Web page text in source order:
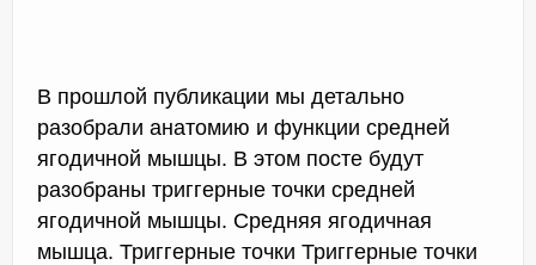
В прошлой публикации мы детально
разобрали анатомию и функции средней
ягодичной мышцы. В этом посте будут
разобраны триггерные точки средней
ягодичной мышцы. Средняя ягодичная
мышца. Триггерные точки Триггерные точки